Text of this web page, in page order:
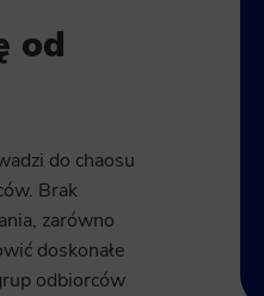
od
do chaosu
Brak
zarówno
doskonałe
odbiorców